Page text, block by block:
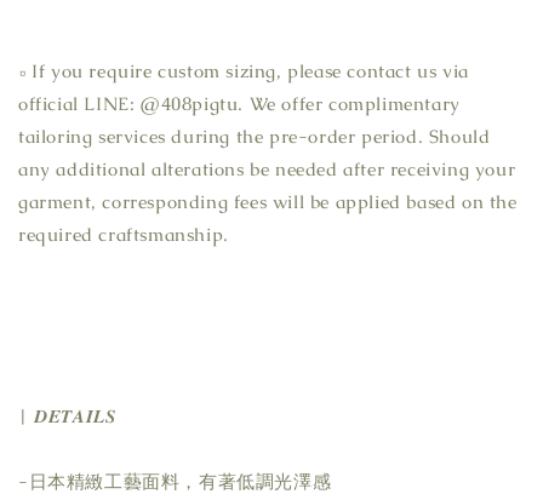
▫ If you require custom sizing, please contact us via
official LINE: @408pigtu. We offer complimentary
tailoring services during the pre-order period. Should
any additional alterations be needed after receiving your
garment, corresponding fees will be applied based on the
required craftsmanship.
| 𝑫𝑬𝑻𝑨𝑰𝑳𝑺
-日本精緻工藝面料，有著低調光澤感